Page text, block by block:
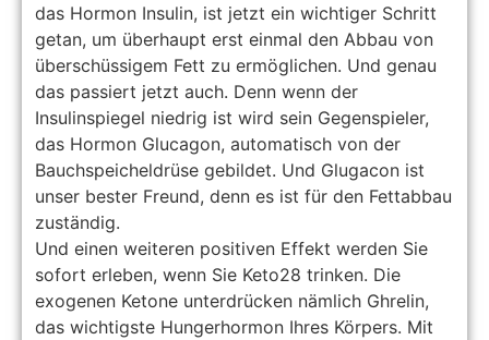
das Hormon Insulin, ist jetzt ein wichtiger Schritt
getan, um überhaupt erst einmal den Abbau von
überschüssigem Fett zu ermöglichen. Und genau
das passiert jetzt auch. Denn wenn der
Insulinspiegel niedrig ist wird sein Gegenspieler,
das Hormon Glucagon, automatisch von der
Bauchspeicheldrüse gebildet. Und Glugacon ist
unser bester Freund, denn es ist für den Fettabbau
zuständig.
Und einen weiteren positiven Effekt werden Sie
sofort erleben, wenn Sie Keto28 trinken. Die
exogenen Ketone unterdrücken nämlich Ghrelin,
das wichtigste Hungerhormon Ihres Körpers. Mit